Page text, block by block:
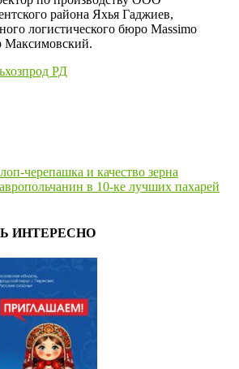
района Яхья Гаджиев,
логистического бюро Massimo
Максимовский.
РД
черепашка и качество зерна
в 10-ке лучших пахарей
ИНТЕРЕСНО